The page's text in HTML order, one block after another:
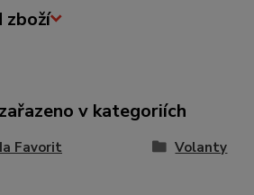
zboží
v kategoriích
Favorit Volanty